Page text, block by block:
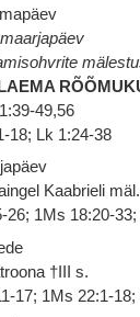
49,56
18; Lk 1:24-38
Kaabrieli
26; 1Ms 18:20-
†III s.
17; 1Ms 22:1-